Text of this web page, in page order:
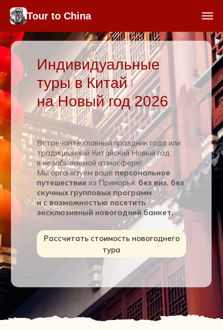
Tour to China
Индивидуальные
туры в Китай
на Новый год 2026
Встречайте главный праздник года или
традиционный Китайский Новый год
в незабываемой атмосфере!
Мы организуем ваше персональное
путешествие из Приморья: без виз, без
скучных групповых программ
и с возможностью посетить
эксклюзивный новогодний банкет.
Рассчитать стоимость новогоднего
тура